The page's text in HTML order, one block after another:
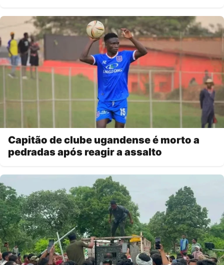
Capitão de clube ugandense é morto a
pedradas após reagir a assalto